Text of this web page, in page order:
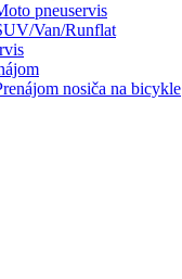
pneuservis
Van/Runflat
nosiča na bicykle